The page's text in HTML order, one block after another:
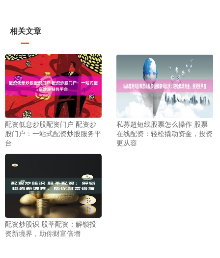
相关文章
配资低息炒股配资门户 配资炒
股门户：一站式配资炒股服务平
台
私募超短线股票怎么操作 股票
在线配资：轻松撬动资金，投资
更从容
配资炒股识 股莘配资：解锁投
资新境界，助你财富倍增